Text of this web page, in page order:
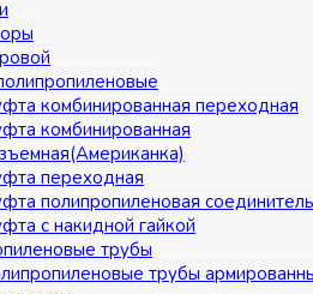
комбинированная переходная
комбинированная
переходная
полипропиленовая
с накидной гайкой
трубы
трубы